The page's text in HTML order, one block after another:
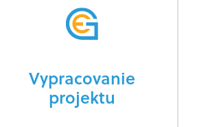
Vypracovanie
projektu